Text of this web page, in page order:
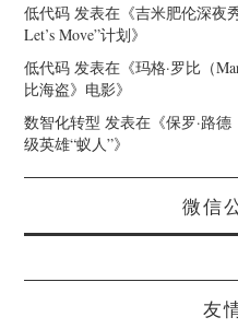
低代码 发表在《吉米肥伦深夜
Let’s Move”计划》
低代码 发表在《玛格·罗比（
比海盗》电影》
数智化转型 发表在《保罗·路德
级英雄“蚁人”》
微信
友